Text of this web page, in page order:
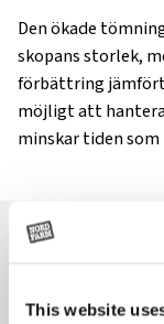
This website
Den ökade
skopans storlek,
förbättring
möjligt att
minskar tiden